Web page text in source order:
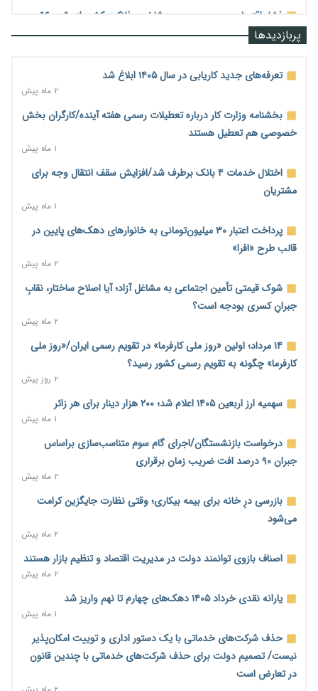
فشار اقتصادی در مسیر صعود؛ شاخص فلاکت کشور از ۹۰ به ۹۶
درصد رسید
رشد ۷۵ هزار میلیاردی بازار خرید اعتباری؛ فین‌تک‌ها وارد میدان
احتمال اختلال ۲۴ ساعته در سامانه‌های تأمین اجتماعی
۲ روز پیش
آغاز اجرای پایلوت «ردا کارت» برای دانشجویان تحصیلات تکمیلی
محدودیت تازه برای شبکه بانکی؛ افزایش سپرده قانونی با هدف
کنترل تورم
ترمز تولید خودرو کشیده شد؛ افت ۲۵ درصدی تیراژ ایران‌خودرو،
سایپا و پارس‌خودرو
۲ روز پیش
نماینده مجلس: توسعه مرزهای زمینی به راهبرد تأمین کالاهای
خانه کارگر قزوین: شکاف دستمزد و هزینه معیشت هر روز عمیق‌تر
می‌شود
رئیس سازمان امور مالیاتی: بلاگرهای پردرآمد مشمول پرداخت
مالیات هستند
پیش‌بینی افزایش تولید برنج؛ نیاز وارداتی کشور به ۵۰۰ هزار تن
کاهش می‌یابد
۲ روز پیش
اختیارات جدید گمرکات برای تمدید ورود موقت کالا و خودرو تا
پایان شهریور ابلاغ شد
۲ روز پیش
پربازدیدها
تعرفه‌های جدید کاریابی در سال ۱۴۰۵ ابلاغ شد
۲ ماه پیش
بخشنامه وزارت کار درباره تعطیلات رسمی هفته آینده/کارگران بخش
خصوصی هم تعطیل هستند
۱ ماه پیش
اختلال خدمات ۴ بانک برطرف شد/افزایش سقف انتقال وجه برای
مشتریان
۱ ماه پیش
پرداخت اعتبار ۳۰ میلیون‌تومانی به خانوارهای دهک‌های پایین در
قالب طرح «افرا»
۲ ماه پیش
شوک قیمتی تأمین اجتماعی به مشاغل آزاد؛ آیا اصلاح ساختار، نقابِ
جبرانِ کسری بودجه است؟
۲ ماه پیش
۱۴ مرداد؛ اولین «روز ملی کارفرما» در تقویم رسمی ایران/«روز ملی
کارفرما» چگونه به تقویم رسمی کشور رسید؟
۲ روز پیش
سهمیه ارز اربعین ۱۴۰۵ اعلام شد؛ ۲۰۰ هزار دینار برای هر زائر
۱ ماه پیش
درخواست بازنشستگان/اجرای گام سوم متناسب‌سازی براساس
جبران ۹۰ درصد افت ضریب زمان برقراری
۲ ماه پیش
بازرسی درِ خانه برای بیمه بیکاری؛ وقتی نظارت جایگزین کرامت
می‌شود
۲ ماه پیش
اصناف بازوی توانمند دولت در مدیریت اقتصاد و تنظیم بازار هستند
۲ ماه پیش
یارانه نقدی خرداد ۱۴۰۵ دهک‌های چهارم تا نهم واریز شد
۱ ماه پیش
حذف شرکت‌های خدماتی با یک دستور اداری و توییت امکان‌پذیر
نیست/ تصمیم دولت برای حذف شرکت‌های خدماتی با چندین قانون
در تعارض است